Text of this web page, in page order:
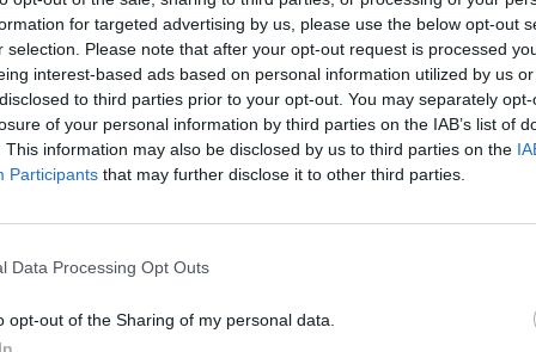
for targeted advertising by us, please use the below opt-out
selection. Please note that after your opt-out request is processed
interest-based ads based on personal information utilized by us
to third parties prior to your opt-out. You may separately
of your personal information by third parties on the IAB’s list of
This information may also be disclosed by us to third parties on the
Participants that may further disclose it to other third parties.
Data Processing Opt Outs
opt-out of the Sharing of my personal data.
da una sorta di gruppi di affiancamento.
che suscita polemiche da parte delle
"Se c'è una cosa di cui l'assessore
ha bisogno è avere consigli professionali.
l'ho criticato quasi in ogni sua scelta",
capitolino del Pd, Antongiulio
che non accetti di essere
Davide Bordoni, capogruppo di Forza
va avanti e meno si capisce cosa
stanze dei bottoni e negli uffici
definendo Berdini "un separato in
Trump, Meloni e la strategia